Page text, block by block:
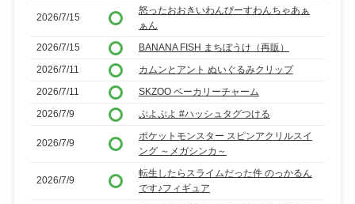
2026/7/15
怒ったおおきいわんぴーすわんちゃあぁ
ぁん
2026/7/15
BANANA FISH まちぼうけ（再販）
2026/7/11
カムンとアント ぬいぐるみクリップ
2026/7/11
SKZOO ベーカリーチャーム
2026/7/9
ぷよぷよ #ハッシュタグつける
2026/7/9
ポケットモンスター スピンアクリルスイ
ング ～メガシンカ～
2026/7/9
転生したらスライムだった件 のっかるん
です♪フィギュア